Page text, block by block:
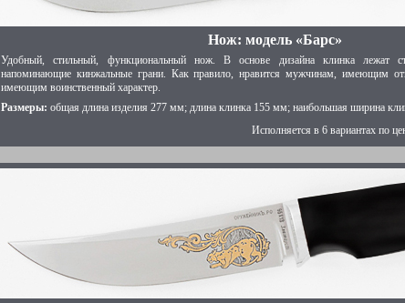
Нож: модель «Барс»
Удобный, стильный, функциональный нож. В основе дизайна клинка лежат
напоминающие кинжальные грани. Как правило, нравится мужчинам, имеющим
имеющим воинственный характер.
Размеры: общая длина изделия 277 мм; длина клинка 155 мм; наибольшая ширина
Исполняется в 6 вариантах по